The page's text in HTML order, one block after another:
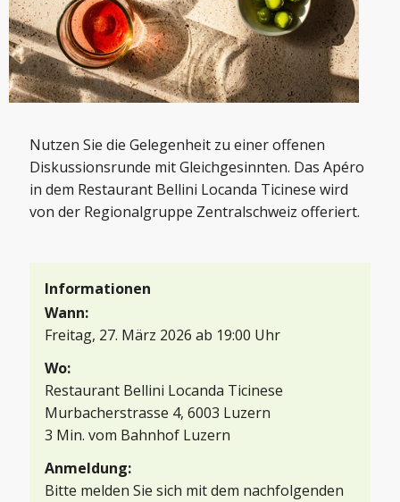
Nutzen Sie die Gelegenheit zu einer offenen
Diskussionsrunde mit Gleichgesinnten. Das Apéro
in dem Restaurant Bellini Locanda Ticinese wird
von der Regionalgruppe Zentralschweiz offeriert.
Informationen
Wann:
Freitag, 27. März 2026 ab 19:00 Uhr
Wo:
Restaurant Bellini Locanda Ticinese
Murbacherstrasse 4, 6003 Luzern
3 Min. vom Bahnhof Luzern
Anmeldung:
Bitte melden Sie sich mit dem nachfolgenden